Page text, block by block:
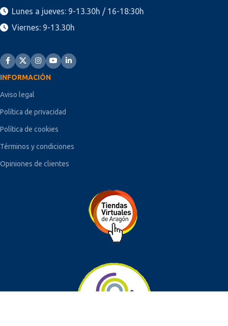
Lunes a jueves: 9-13.30h / 16-18:30h
Viernes: 9-13.30h
INFORMACIÓN
Aviso legal
Política de privacidad
Política de cookies
Términos y condiciones
Opiniones de clientes